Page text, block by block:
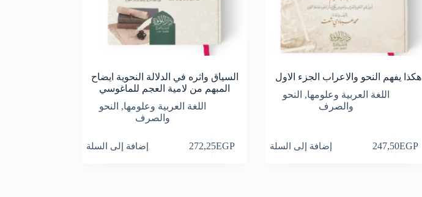
هكذا يفهم النحو والاعراب الجزء الاول
اللغة العربية وعلومها, النحو
والصرف
247,50EGP إضافة إلى السلة
السياق واثره في الدلالة النحوية ايضاح
المبهم من لامية العجم للماغوسي
اللغة العربية وعلومها, النحو
والصرف
272,25EGP إضافة إلى السلة